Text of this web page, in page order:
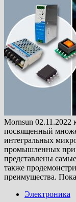
Mornsun 02.11.2022
посвященный
интегральных
промышленных
представлены
также
преимущества.
Электроника